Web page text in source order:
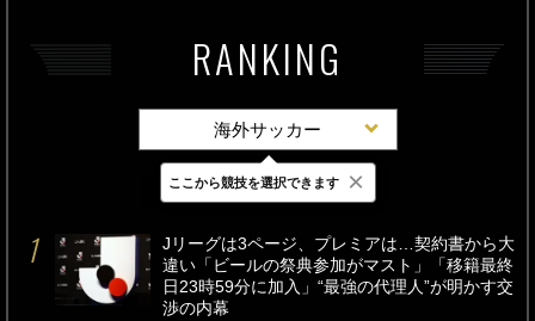
RANKING
海外サッカー
最新 24時間 週間
Jリーグは3ページ、プレミアは…契約書から大
違い「ビールの祭典参加がマスト」「移籍最終
日23時59分に加入」“最強の代理人”が明かす交
渉の内幕
ここから競技を選択できます ×